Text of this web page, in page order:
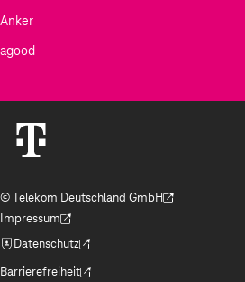
Anker
agood
© Telekom Deutschland GmbH
(Der Link wird in einem neuen Tab geöffnet)
Impressum
(Der Link wird in einem neuen Tab geöffnet)
Datenschutz
(Der Link wird in einem neuen Tab geöffnet)
Barrierefreiheit